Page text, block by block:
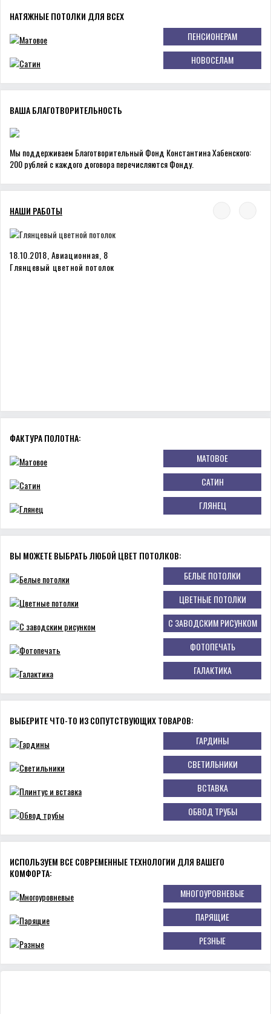
НАТЯЖНЫЕ ПОТОЛКИ ДЛЯ ВСЕХ
ПЕНСИОНЕРАМ
НОВОСЕЛАМ
ВАША БЛАГОТВОРИТЕЛЬНОСТЬ
Мы поддерживаем Благотворительный Фонд Константина Хабенского:
200 рублей с каждого договора перечисляются Фонду.
НАШИ РАБОТЫ
18.10.2018, Авиационная, 8
Глянцевый цветной потолок
ФАКТУРА ПОЛОТНА:
МАТОВОЕ
САТИН
ГЛЯНЕЦ
ВЫ МОЖЕТЕ ВЫБРАТЬ ЛЮБОЙ ЦВЕТ ПОТОЛКОВ:
БЕЛЫЕ ПОТОЛКИ
ЦВЕТНЫЕ ПОТОЛКИ
С ЗАВОДСКИМ РИСУНКОМ
ФОТОПЕЧАТЬ
ГАЛАКТИКА
ВЫБЕРИТЕ ЧТО-ТО ИЗ СОПУТСТВУЮЩИХ ТОВАРОВ:
ГАРДИНЫ
СВЕТИЛЬНИКИ
ВСТАВКА
ОБВОД ТРУБЫ
ИСПОЛЬЗУЕМ ВСЕ СОВРЕМЕННЫЕ ТЕХНОЛОГИИ ДЛЯ ВАШЕГО
КОМФОРТА:
МНОГОУРОВНЕВЫЕ
ПАРЯЩИЕ
РЕЗНЫЕ